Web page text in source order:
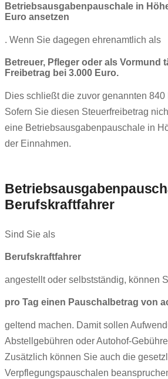
Betriebsausgabenpauschale in
Euro ansetzen
. Wenn Sie dagegen ehrenamtlich als
Betreuer, Pfleger oder als Vormund
Freibetrag bei 3.000 Euro.
Dies schließt die zuvor genannten 840
Sofern Sie diesen Steuerfreibetrag
eine Betriebsausgabenpauschale in
der Einnahmen.
Berufskraftfahrer
Sind Sie als
Berufskraftfahrer
angestellt oder selbstständig, können
pro Tag einen Pauschalbetrag von
geltend machen. Damit sollen
Abstellgebühren oder Autohof-
Zusätzlich können Sie auch die
Verpflegungspauschalen